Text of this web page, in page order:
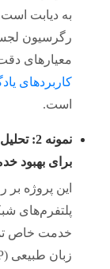
رگرسیون
معیارهای
کاربردهای
است.
نمونه
برای بهبود
این پروژه
پلتفرم‌های
خدمت خاص